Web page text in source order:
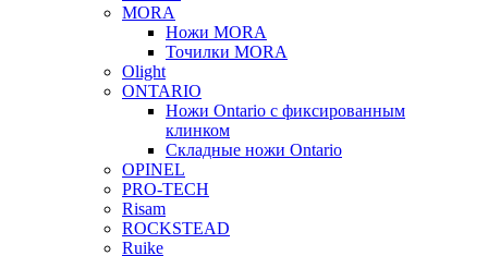
MORA
Ножи MORA
Точилки MORA
Olight
ONTARIO
Ножи Ontario c фиксированным
клинком
Складные ножи Ontario
OPINEL
PRO-TECH
Risam
ROCKSTEAD
Ruike